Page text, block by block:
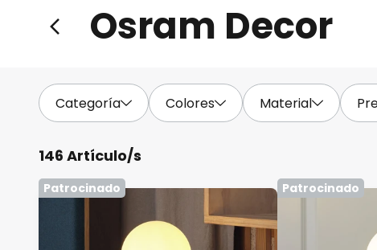
Osram Decor
Categoría Colores Material
146 Artículo/s
Patrocinado Patrocinado